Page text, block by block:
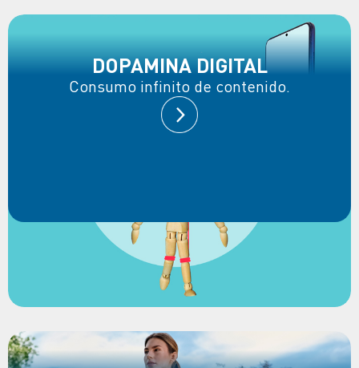
DOPAMINA DIGITAL
Consumo infinito de contenido.